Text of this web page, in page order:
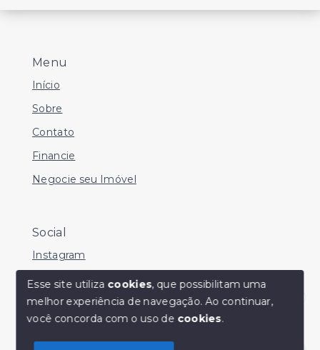
Olá! Estamos disponíveis para te ajudar.
Menu
Início
Sobre
Contato
Financie
Negocie seu Imóvel
Social
Instagram
Facebook
Youtube
Esse site utiliza cookies, que possibilitam uma
melhor experiência de navegação.Ao continuar,
você concorda com o uso de cookies.